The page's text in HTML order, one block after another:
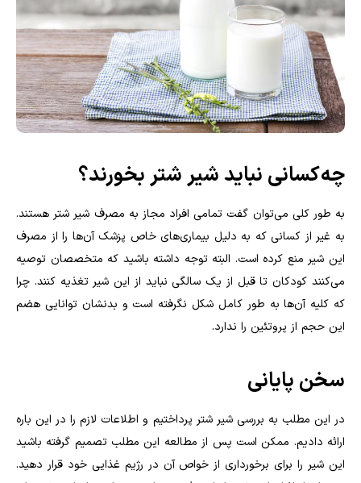
چه کسانی نباید شیر شتر بخورند؟
به طور کلی می‌توان گفت تمامی افراد مجاز به مصرف شیر شتر هستند.
به غیر از کسانی که به دلیل بیماری‌های خاص پزشک آن‌ها را از مصرف
این شیر منع کرده است. البته توجه داشته باشید که متخصصان توصیه
می‌کنند کودکان تا قبل از یک سالگی نباید از این شیر تغذیه کنند. چرا
که کلیه آن‌ها به طور کامل شکل نگرفته است و بدنشان توانایی هضم
این حجم از پروتئین را ندارد.
سخن پایانی
در این مطلب به بررسی شیر شتر پرداختیم و اطلاعات لازم را در این باره
ارائه دادیم. ممکن است پس از مطالعه این مطلب تصمیم گرفته باشید
این شیر را برای برخورداری از خواص آن در رژیم غذایی خود قرار دهید.